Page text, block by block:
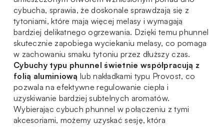
cybucha, sprawia, że doskonale sprawdzają się z
tytoniami, które mają więcej melasy i wymagają
bardziej delikatnego ogrzewania. Dzięki temu phunnel
skutecznie zapobiega wyciekaniu melasy, co pomaga
w zachowaniu smaku tytoniu przez dłuższy czas.
Cybuchy typu phunnel świetnie współpracują z
folią aluminiową lub nakładkami typu Provost, co
pozwala na efektywne regulowanie ciepła i
uzyskiwanie bardziej subtelnych aromatów.
Wybierając cybuch phunnel w połączeniu z tymi
akcesoriami, możemy uzyskać sesję, która